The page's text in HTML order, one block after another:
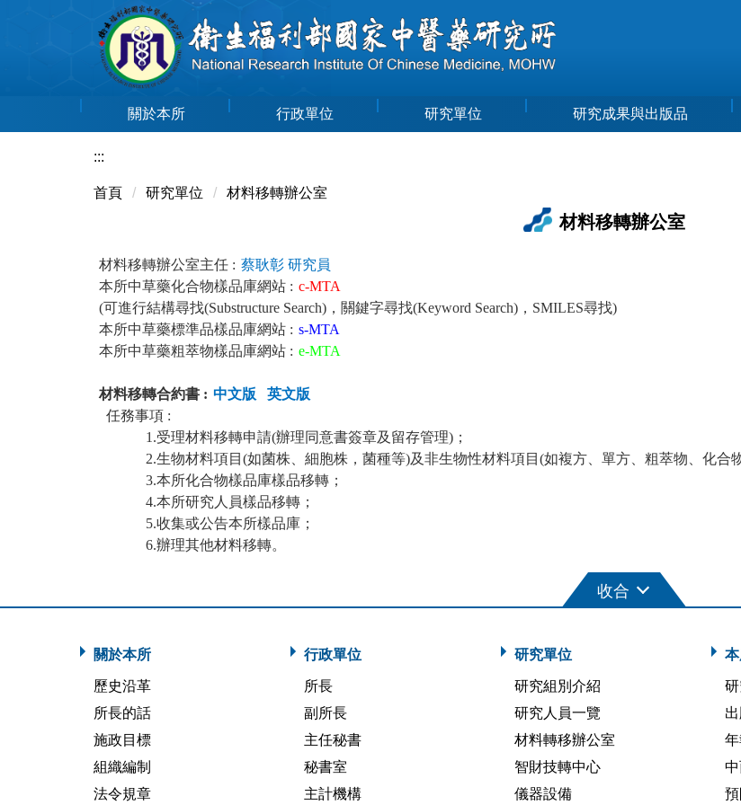
關於本所 行政單位 研究單位 研究成果與出版品
:::
首頁 研究單位 材料移轉辦公室
材料移轉辦公室
材料移轉辦公室主任 : 蔡耿彰 研究員
本所中草藥化合物樣品庫網站 : c-MTA
(可進行結構尋找(Substructure Search)，關鍵字尋找(Keyword Search)，SMILES尋找)
本所中草藥標準品樣品庫網站 : s-MTA
本所中草藥粗萃物樣品庫網站 : e-MTA
材料移轉合約書 : 中文版
英文版
任務事項 :
1.受理材料移轉申請(辦理同意書簽章及留存管理)；
2.生物材料項目(如菌株、細胞株，菌種等)及非生物性材料項目(如複方、單方、粗萃物、化合
3.本所化合物樣品庫樣品移轉 ；
4.本所研究人員樣品移轉 ；
5.收集或公告本所樣品庫 ；
6.辦理其他材料移轉。
關於本所
歷史沿革
所長的話
施政目標
組織編制
法令規章
行政單位
所長
副所長
主任秘書
秘書室
主計機構
研究單位
研究組別介紹
研究人員一覽
材料轉移辦公室
智財技轉中心
儀器設備
年